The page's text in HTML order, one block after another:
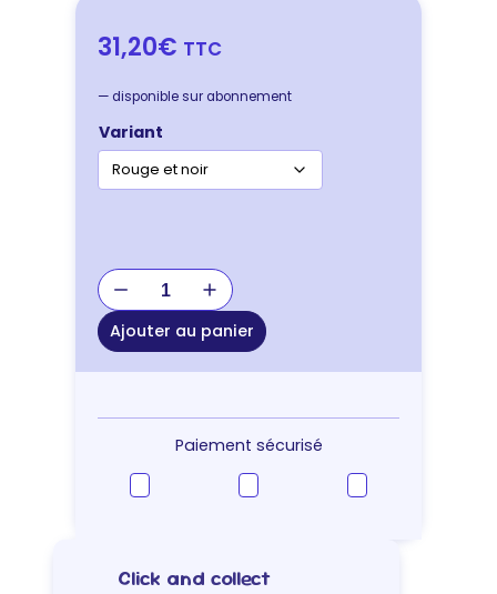
31,20€ TTC
— disponible sur abonnement
Variant
quantité
de
Pipolino®-
L
:
de
croquettes
chien
Ajouter au panier
Paiement sécurisé
Click and collect